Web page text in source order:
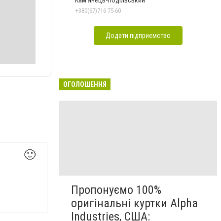
🙂
+380(67)716-75-60
Додати підприємство
ОГОЛОШЕННЯ
Пропонуємо 100%
оригінальні куртки Alpha
Industries, США: